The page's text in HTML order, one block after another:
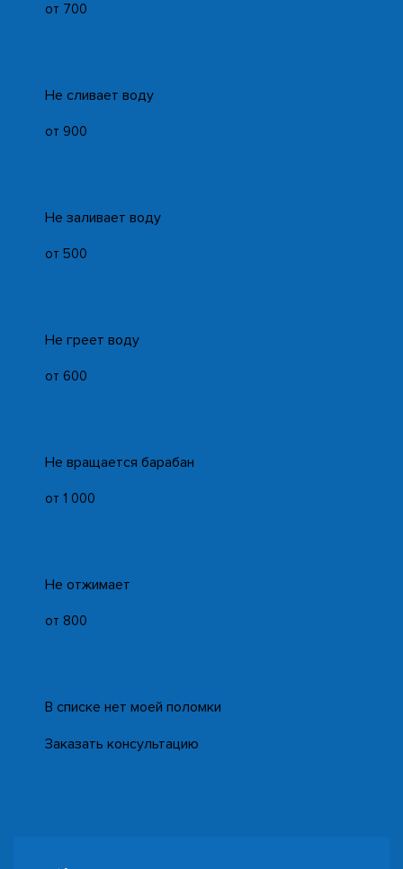
от 700
Не сливает воду
от 900
Не заливает воду
от 500
Не греет воду
от 600
Не вращается барабан
от 1 000
Не отжимает
от 800
В списке нет моей поломки
Заказать консультацию